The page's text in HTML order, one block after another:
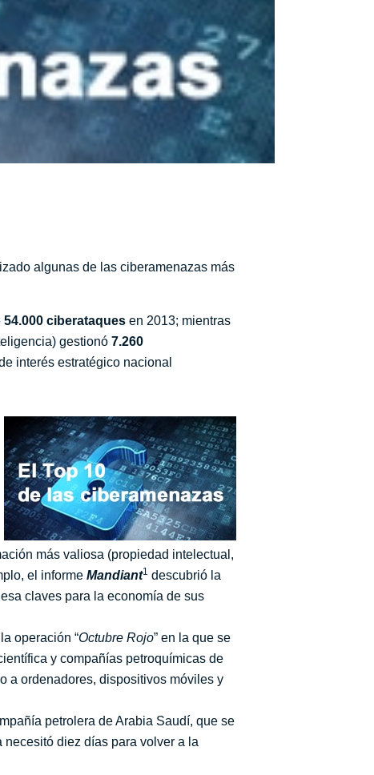
algunas de las ciberamenazas más
54.000 ciberataques en 2013; mientras
gestionó 7.260
interés estratégico nacional
más valiosa (propiedad intelectual,
el informe Mandiant1 descubrió la
claves para la economía de sus
operación “Octubre Rojo” en la que se
y compañías petroquímicas de
a ordenadores, dispositivos móviles y
petrolera de Arabia Saudí, que se
diez días para volver a la